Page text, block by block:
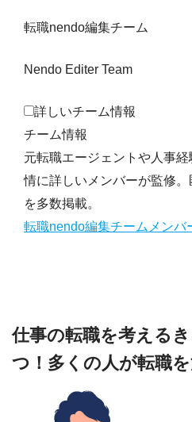
転職nendo編集チーム
Nendo Editer Team
詳しいチーム情報
チーム情報
元転職エージェントや人事
情に詳しいメンバーが監修
を多数掲載。
転職nendo編集チームメンバ
仕事の転職を考える
つ！多くの人が転職